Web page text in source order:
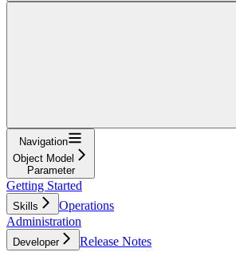
Navigation
Object Model
Parameter
Getting Started
Skills
Operations
Administration
Developer Release Notes